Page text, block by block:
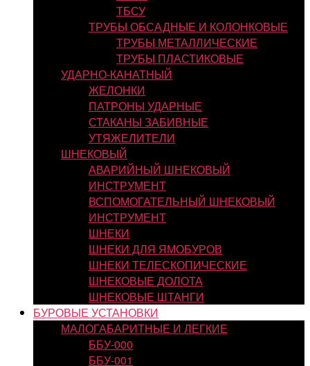
ТБСУ
ТРУБЫ ОБСАДНЫЕ И КОЛОНКОВЫЕ
ТРУБЫ МЕТАЛЛИЧЕСКИЕ
ТРУБЫ ПЛАСТИКОВЫЕ
УДАРНО-КАНАТНЫЙ
ЖЕЛОНКИ
ПАТРОНЫ УДАРНЫЕ
СТАКАНЫ ЗАБИВНЫЕ
УТЯЖЕЛИТЕЛИ
ШНЕКОВЫЙ
АВАРИЙНЫЙ ШНЕКОВЫЙ
ИНСТРУМЕНТ
ВСПОМОГАТЕЛЬНЫЙ ШНЕКОВЫЙ
ИНСТРУМЕНТ
ШНЕКИ
ШНЕКИ ДЛЯ ЯМОБУРОВ
ШНЕКИ ТЕЛЕСКОПИЧЕСКИЕ
ШНЕКОВЫЕ ДОЛОТА
ШНЕКОВЫЕ ШТАНГИ
БУРОВЫЕ УСТАНОВКИ
МАЛОГАБАРИТНЫЕ И ЛЕГКИЕ
ББУ-000
ББУ-001